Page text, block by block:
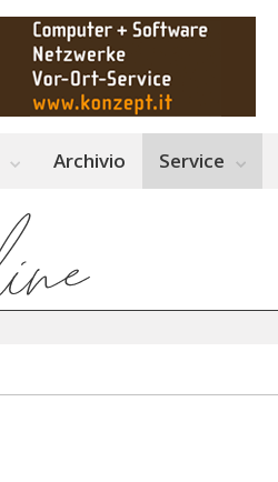
Archivio Service